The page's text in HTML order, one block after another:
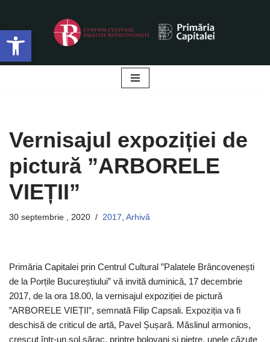
Deschide bara de unelte
Sari
la
conținut
Vernisajul expoziției de
pictură ”ARBORELE
VIEȚII”
30 septembrie , 2020 2017 Arhivă
Primăria Capitalei prin Centrul Cultural ”Palatele Brâncovenești
de la Porțile Bucureștiului” vă invită duminică, 17 decembrie
2017, de la ora 18.00, la vernisajul expoziției de pictură
”ARBORELE VIEȚII”, semnată Filip Capsali. Expoziția va fi
deschisă de criticul de artă, Pavel Șușară. Măslinul armonios,
crescut într-un sol sărac, printre bolovani și pietre, unele căzute